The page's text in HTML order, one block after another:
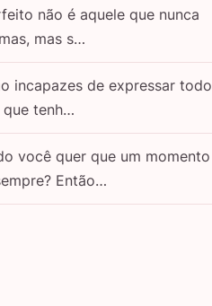
não é aquele que nunca
mas s…
incapazes de expressar todo
que tenh…
você quer que um momento
Então…